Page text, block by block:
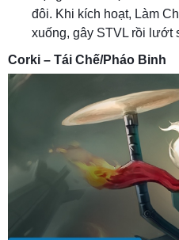
đôi. Khi kích hoạt, Làm
xuống, gây STVL rồi lướt
Corki – Tái Chế/Pháo Binh